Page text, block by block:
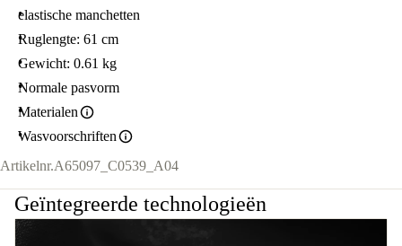
elastische manchetten
Ruglengte: 61 cm
Gewicht: 0.61 kg
Normale pasvorm
Materialen
Wasvoorschriften
Artikelnr.A65097_C0539_A04
Geïntegreerde technologieën